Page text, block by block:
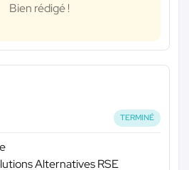
Bien rédigé !
TERMINÉ
Alternatives RSE